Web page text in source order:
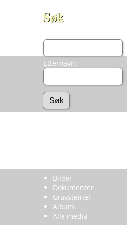
Søk
Fornavn:
Etternavn:
Avansert søk
Etternavn
Logg inn
Hva er nytt?
Etterlysninger
Bilder
Dokumenter
Gravsteiner
Album
Alle media